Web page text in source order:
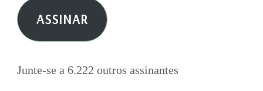
e-
mail ASSINAR
Junte-se a 6.222 outros assinantes